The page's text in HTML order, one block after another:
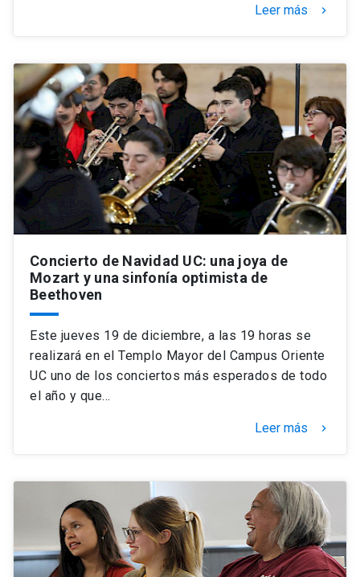
Leer más keyboard_arrow_right
Concierto de Navidad UC: una joya de
Mozart y una sinfonía optimista de
Beethoven
Este jueves 19 de diciembre, a las 19 horas se
realizará en el Templo Mayor del Campus Oriente
UC uno de los conciertos más esperados de todo
el año y que…
Leer más keyboard_arrow_right